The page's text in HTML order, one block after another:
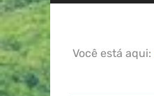
Você está aqui: